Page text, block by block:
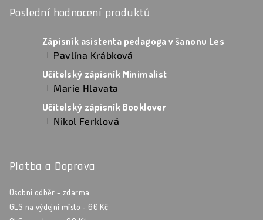
Poslední hodnocení produktů
Zápisník asistenta pedagoga v šanonu Les
Hodnocení produktu je 5 z 5 hvězdiček.
| Pavlína Krábková
Učitelský zápisník Minimalist
Hodnocení produktu je 5 z 5 hvězdiček.
| Marie Hlavata
Učitelský zápisník Booklover
Hodnocení produktu je 5 z 5 hvězdiček.
| Nikol Ferklová
Platba a Doprava
Osobní odběr - zdarma
GLS na výdejní místo - 60 Kč